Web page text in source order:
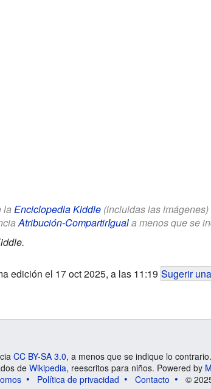
la Enciclopedia Kiddle(incluidas las imágenes)
Atribución-CompartirIguala menos que se
edición el 17 oct 2025, a las 11:19 Sugerir
CC BY-SA 3.0, a menos que se indique lo
de Wikipedia, reescritos para niños. Powered by
Política de privacidad Contacto ©